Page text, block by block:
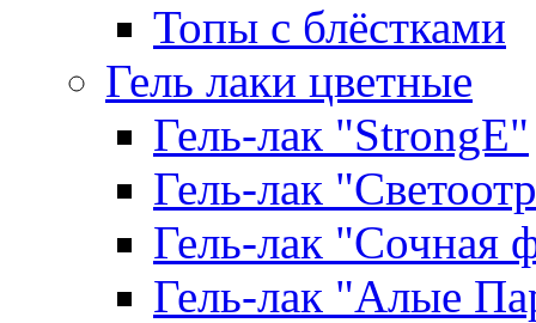
Топы с блёстками
Гель лаки цветные
Гель-лак "StrongE"
Гель-лак
Гель-лак "Сочная
Гель-лак "Алые